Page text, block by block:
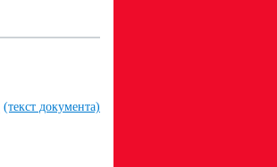
(текст документа)